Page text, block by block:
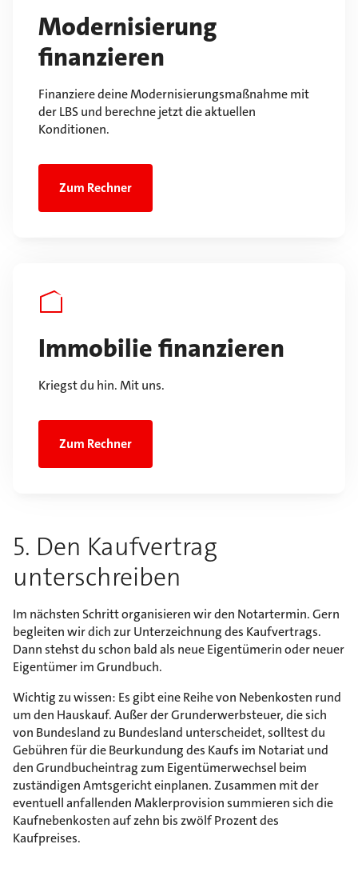
Modernisierung
finanzieren
Finanziere deine Modernisierungsmaßnahme mit
der LBS und berechne jetzt die aktuellen
Konditionen.
Zum Rechner
Immobilie finanzieren
Kriegst du hin. Mit uns.
Zum Rechner
5. Den Kaufvertrag
unterschreiben
Im nächsten Schritt organisieren wir den Notartermin. Gern
begleiten wir dich zur Unterzeichnung des Kaufvertrags.
Dann stehst du schon bald als neue Eigentümerin oder neuer
Eigentümer im Grundbuch.
Wichtig zu wissen: Es gibt eine Reihe von Nebenkosten rund
um den Hauskauf. Außer der Grunderwerbsteuer, die sich
von Bundesland zu Bundesland unterscheidet, solltest du
Gebühren für die Beurkundung des Kaufs im Notariat und
den Grundbucheintrag zum Eigentümerwechsel beim
zuständigen Amtsgericht einplanen. Zusammen mit der
eventuell anfallenden Maklerprovision summieren sich die
Kaufnebenkosten auf zehn bis zwölf Prozent des
Kaufpreises.